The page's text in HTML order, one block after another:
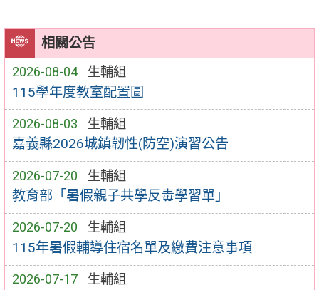
相關公告
2026-08-04 生輔組
115學年度教室配置圖
2026-08-03 生輔組
嘉義縣2026城鎮韌性(防空)演習公告
2026-07-20 生輔組
教育部「暑假親子共學反毒學習單」
2026-07-20 生輔組
115年暑假輔導住宿名單及繳費注意事項
2026-07-17 生輔組